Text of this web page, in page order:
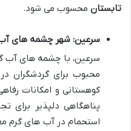
تابستان محسوب می شود.
سرعین: شهر چشمه های
سرعین، با چشمه های آب
محبوب برای گردشگران
کوهستانی و امکانات
پناهگاهی دلپذیر برای
استحمام در آب های گرم